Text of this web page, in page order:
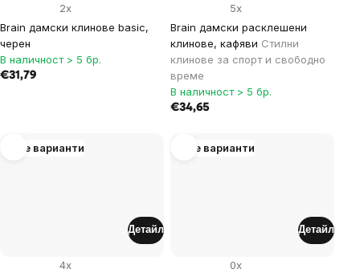
Brain дамски клинове basic,
черен
2x
В наличност > 5 бр.
€31,79
Brain дамски расклешени
клинове, кафяви Стилни
клинове за спорт и свободно
време
5x
В наличност > 5 бр.
€34,65
Още варианти
4x
Детайл
Още варианти
0x
Детайл